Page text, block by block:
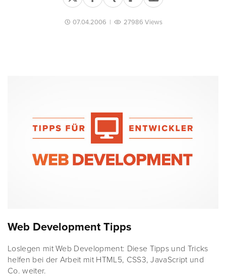
07.04.2006 | 27986 Views
Web Development Tipps
Loslegen mit Web Development: Diese Tipps und Tricks
helfen bei der Arbeit mit HTML5, CSS3, JavaScript und
Co. weiter.